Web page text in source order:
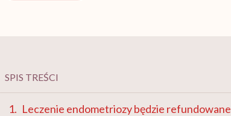
SPIS TREŚCI
Leczenie endometriozy będzie refundowane